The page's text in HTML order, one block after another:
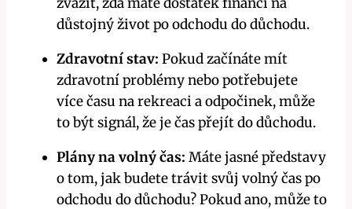
důstojný život po odchodu do důchodu.
Zdravotní stav: Pokud začínáte mít
zdravotní problémy nebo potřebujete
více času na rekreaci a odpočinek, může
to být signál, že je čas přejít do důchodu.
Plány na volný čas: Máte jasné představy
o tom, jak budete trávit svůj volný čas po
odchodu do důchodu? Pokud ano, může to